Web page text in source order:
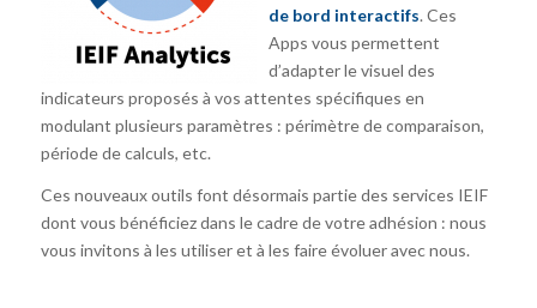
de bord interactifs. Ces
Apps vous permettent
d’adapter le visuel des
indicateurs proposés à vos attentes spécifiques en
modulant plusieurs paramètres : périmètre de comparaison,
période de calculs, etc.
Ces nouveaux outils font désormais partie des services IEIF
dont vous bénéficiez dans le cadre de votre adhésion : nous
vous invitons à les utiliser et à les faire évoluer avec nous.